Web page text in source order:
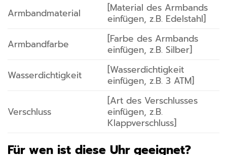
Armbandmaterial
[Material des Armbands
einfügen, z.B. Edelstahl]
Armbandfarbe
[Farbe des Armbands
einfügen, z.B. Silber]
Wasserdichtigkeit
[Wasserdichtigkeit
einfügen, z.B. 3 ATM]
Verschluss
[Art des Verschlusses
einfügen, z.B.
Klappverschluss]
Für wen ist diese Uhr geeignet?